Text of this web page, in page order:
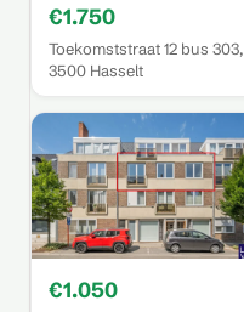
€1.750
Toekomststraat 12 bus 303,
3500 Hasselt
€1.050